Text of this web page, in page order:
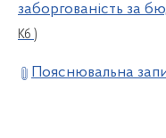
заборгованість за
Кб )
Пояснювальна